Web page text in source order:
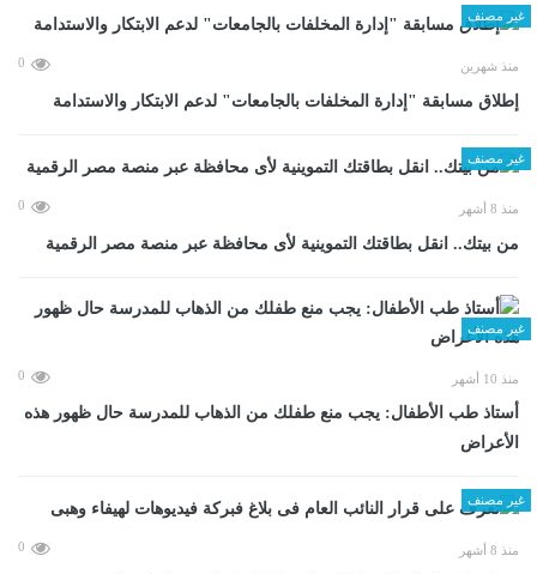
غير مصنف
منذ شهرين 0
إطلاق مسابقة "إدارة المخلفات بالجامعات" لدعم الابتكار والاستدامة
غير مصنف
منذ 8 أشهر 0
من بيتك.. انقل بطاقتك التموينية لأى محافظة عبر منصة مصر الرقمية
غير مصنف
منذ 10 أشهر 0
أستاذ طب الأطفال: يجب منع طفلك من الذهاب للمدرسة حال ظهور هذه
الأعراض
غير مصنف
منذ 8 أشهر 0